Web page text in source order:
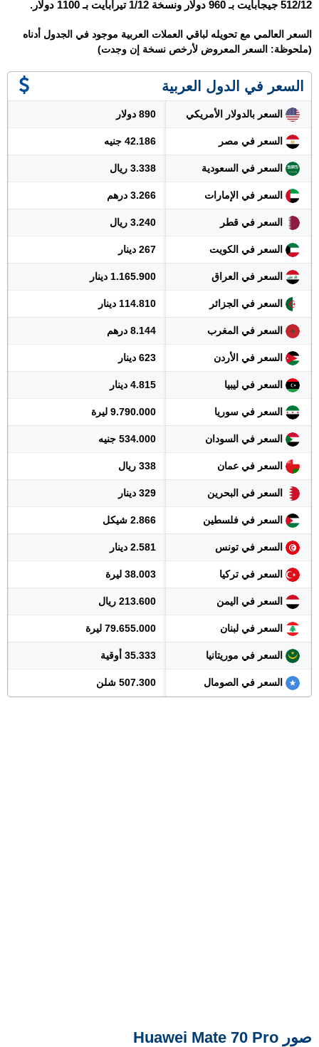
512/12 جيجابايت بـ 960 دولار ونسخة 1/12 تيرابايت بـ 1100 دولار.
السعر العالمي مع تحويله لباقي العملات العربية موجود في الجدول أدناه
(ملحوظة: السعر المعروض لأرخص نسخة إن وجدت)
السعر في الدول العربية
السعر بالدولار الأمريكي 890 دولار
السعر في مصر 42.186 جنيه
السعر في السعودية 3.338 ريال
السعر في الإمارات 3.266 درهم
السعر في قطر 3.240 ريال
السعر في الكويت 267 دينار
السعر في العراق 1.165.900 دينار
السعر في الجزائر 114.810 دينار
السعر في المغرب 8.144 درهم
السعر في الأردن 623 دينار
السعر في ليبيا 4.815 دينار
السعر في سوريا 9.790.000 ليرة
السعر في السودان 534.000 جنيه
السعر في عمان 338 ريال
السعر في البحرين 329 دينار
السعر في فلسطين 2.866 شيكل
السعر في تونس 2.581 دينار
السعر في تركيا 38.003 ليرة
السعر في اليمن 213.600 ريال
السعر في لبنان 79.655.000 ليرة
السعر في موريتانيا 35.333 أوقية
السعر في الصومال 507.300 شلن
صور Huawei Mate 70 Pro